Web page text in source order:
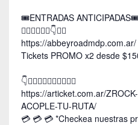
🎟ENTRADAS
👇🏿👇🏿👇🏾👇👇🏼
https://abbeyroadmdp.com.ar/
Tickets PROMO x2 desde
👇👇🏻👇🏼👇🏽👇🏾👇🏿
https://articket.com.ar/
ACOPLE-TU-RUTA/
💳 💳 💳 *Checkea nuestras